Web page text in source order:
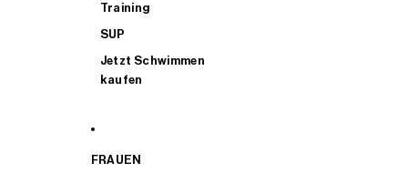
Training
SUP
Jetzt Schwimmen
kaufen
FRAUEN